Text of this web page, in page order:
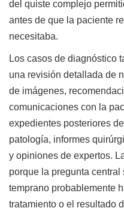
del quiste complejo
antes de que la paciente
necesitaba.
Los casos de diagnóstico
una revisión detallada de
de imágenes,
comunicaciones con la
expedientes posteriores
patología, informes
y opiniones de expertos.
porque la pregunta
temprano probablemente
tratamiento o el resultado